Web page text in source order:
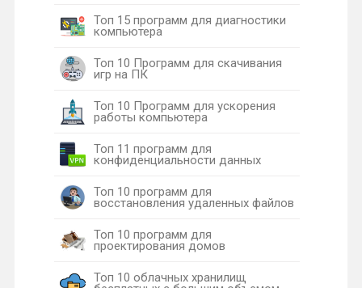
Топ 15 программ для диагностики
компьютера
Топ 10 Программ для скачивания
игр на ПК
Топ 10 Программ для ускорения
работы компьютера
Топ 11 программ для
конфиденциальности данных
Топ 10 программ для
восстановления удаленных файлов
Топ 10 программ для
проектирования домов
Топ 10 облачных хранилищ